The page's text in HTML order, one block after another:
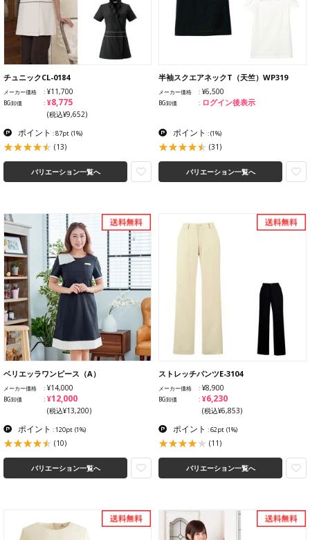
チュニックCL-0184
メーカー価格 ¥11,700
BG卸価 ¥8,775
(税込¥9,652)
ポイント : 87pt (1%)
(13)
バリエーション一覧へ
半袖スクエアネックT（天竺）WP319
メーカー価格 ¥6,500
BG卸価 ログイン後表示
ポイント :(1%)
(31)
バリエーション一覧へ
ベリエッラワンピース（A）
メーカー価格 ¥14,000
BG卸価 ¥12,000
(税込¥13,200)
ポイント : 120pt (1%)
(10)
バリエーション一覧へ
ストレッチパンツE-3104
メーカー価格 ¥8,900
BG卸価 ¥6,230
(税込¥6,853)
ポイント : 62pt (1%)
(11)
バリエーション一覧へ